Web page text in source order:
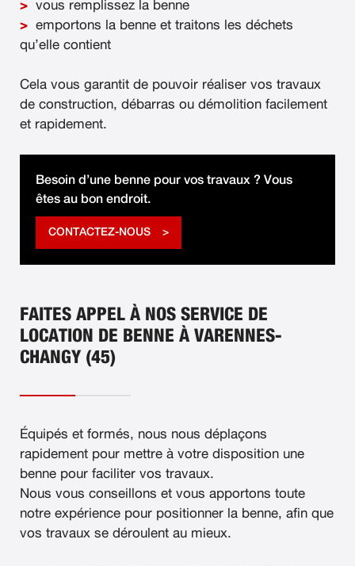
vous remplissez la benne
emportons la benne et traitons les déchets
qu’elle contient
Cela vous garantit de pouvoir réaliser vos travaux
de construction, débarras ou démolition facilement
et rapidement.
Besoin d’une benne pour vos travaux ? Vous
êtes au bon endroit.
CONTACTEZ-NOUS
FAITES APPEL À NOS SERVICE DE
LOCATION DE BENNE À VARENNES-
CHANGY (45)
Équipés et formés, nous nous déplaçons
rapidement pour mettre à votre disposition une
benne pour faciliter vos travaux.
Nous vous conseillons et vous apportons toute
notre expérience pour positionner la benne, afin que
vos travaux se déroulent au mieux.